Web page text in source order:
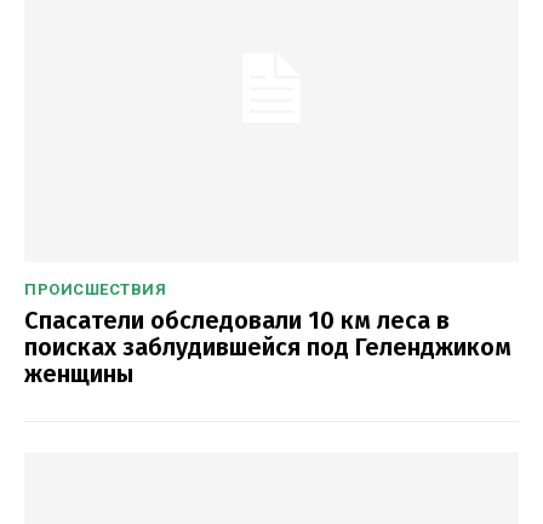
ПРОИСШЕСТВИЯ
Спасатели обследовали 10 км леса в
поисках заблудившейся под Геленджиком
женщины